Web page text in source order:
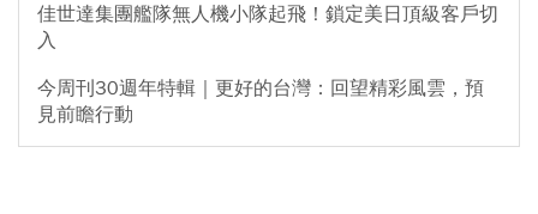
佳世達集團艦隊無人機小隊起飛！鎖定美日頂級客戶切
入
今周刊30週年特輯｜更好的台灣：回望精彩風雲，預
見前瞻行動